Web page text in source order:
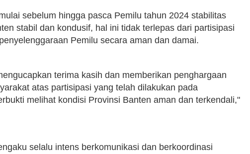
sebelum hingga pasca Pemilu tahun 2024 stabilitas
stabil dan kondusif, hal ini tidak terlepas dari partisipasi
Pemilu secara aman dan damai.
terima kasih dan memberikan penghargaan
atas partisipasi yang telah dilakukan pada
melihat kondisi Provinsi Banten aman dan terkendali,"
selalu intens berkomunikasi dan berkoordinasi